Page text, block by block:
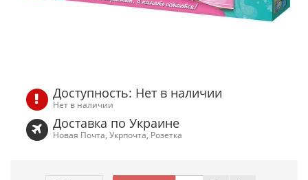
Доступность: Нет в наличии
Нет в наличии
Доставка по Украине
Новая Почта, Укрпочта, Розетка